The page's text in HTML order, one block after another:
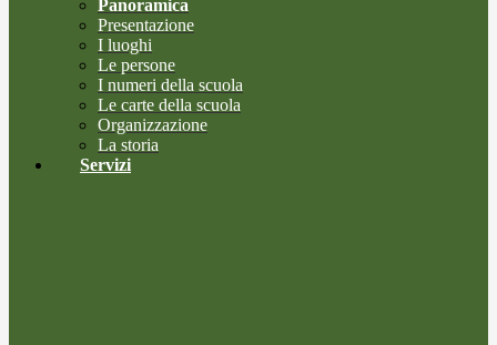
Panoramica
Presentazione
I luoghi
Le persone
I numeri della scuola
Le carte della scuola
Organizzazione
La storia
Servizi